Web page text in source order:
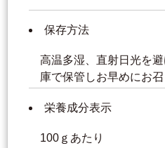
保存方法
高温多湿、直射日光を
庫で保管しお早めにお
栄養成分表示
100ｇあたり